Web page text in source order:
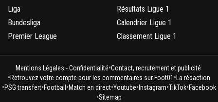
Liga
Bundesliga
Premier League
Résultats Ligue 1
Calendrier Ligue 1
Classement Ligue 1
Mentions Légales - Confidentialité•Contact, recrutement et publicité
•Retrouvez votre compte pour les commentaires sur Foot01 • La rédaction
•PSG transfert•Football •Match en direct•Youtube• Instagram•TikTok•Facebook
•Sitemap